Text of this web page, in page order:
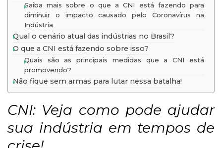
Saiba mais sobre o que a CNI está fazendo para
diminuir o impacto causado pelo Coronavírus na
Indústria
Qual o cenário atual das indústrias no Brasil?
O que a CNI está fazendo sobre isso?
Quais são as principais medidas que a CNI está
promovendo?
Não fique sem armas para lutar nessa batalha!
CNI: Veja como pode ajudar
sua indústria em tempos de